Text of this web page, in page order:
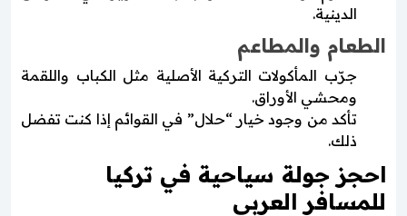
الدينية.
الطعام والمطاعم
جرّب المأكولات التركية الأصلية مثل الكباب واللقمة
ومحشي الأوراق.
تأكد من وجود خيار “حلال” في القوائم إذا كنت تفضل
ذلك.
احجز جولة سياحية في تركيا
للمسافر العربي